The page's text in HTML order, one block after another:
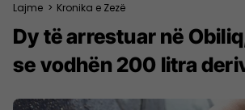
Lajme > Kronika e Zezë
Dy të arrestuar në
se vodhën 200 litra